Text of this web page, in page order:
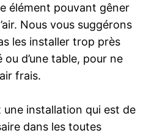
élément pouvant gêner
Nous vous suggérons
les installer trop près
ou d’une table, pour ne
frais.
installation qui est de
dans les toutes